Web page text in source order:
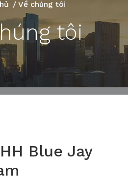
/ Về chúng tôi
tôi
Blue Jay